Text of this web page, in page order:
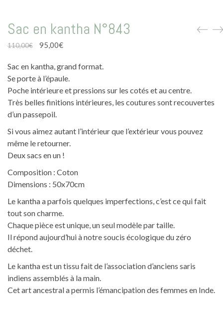
Sac en kantha N°843
110,00€
Le
initial
était :
110,00€.
95,00€Le
actuel
est :
95,00€.
Sac en kantha, grand format.
Se porte à l’épaule.
Poche intérieure et pressions sur les cotés et au centre.
Très belles finitions intérieures, les coutures sont recouvertes
d’un passepoil.
Si vous aimez autant l’intérieur que l’extérieur vous pouvez
même le retourner.
Deux sacs en un !
Composition : Coton
Dimensions : 50x70cm
Le kantha a parfois quelques imperfections, c’est ce qui fait
tout son charme.
Chaque pièce est unique, un seul modèle par taille.
Il répond aujourd’hui à notre soucis écologique du zéro
déchet.
Le kantha est un tissu fait de l’association d’anciens saris
indiens assemblés à la main.
Cet art ancestral a permis l’émancipation des femmes en Inde.